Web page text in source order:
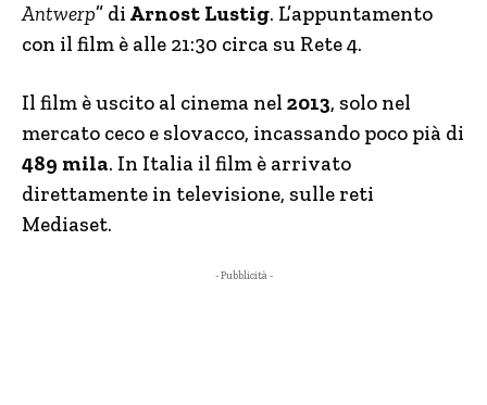
Antwerp” di Arnost Lustig. L’appuntamento
con il film è alle 21:30 circa su Rete 4.
Il film è uscito al cinema nel 2013, solo nel
mercato ceco e slovacco, incassando poco pià di
489 mila. In Italia il film è arrivato
direttamente in televisione, sulle reti
Mediaset.
- Pubblicità -